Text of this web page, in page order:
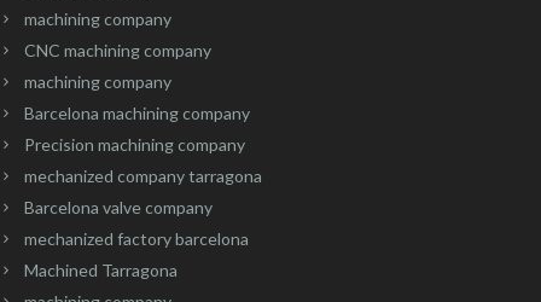
machining company
CNC machining company
machining company
Barcelona machining company
Precision machining company
mechanized company tarragona
Barcelona valve company
mechanized factory barcelona
Machined Tarragona